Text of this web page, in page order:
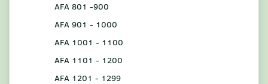
AFA 801 -900
AFA 901 - 1000
AFA 1001 - 1100
AFA 1101 - 1200
AFA 1201 - 1299